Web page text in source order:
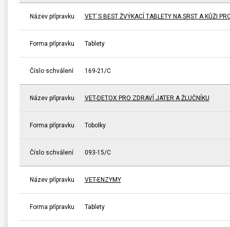
Název přípravku VET´S BEST ŽVÝKACÍ TABLETY NA SRST A KŮŽI
Forma přípravku Tablety
Číslo schválení 169-21/C
Název přípravku VET-DETOX PRO ZDRAVÍ JATER A ŽLUČNÍKU
Forma přípravku Tobolky
Číslo schválení 093-15/C
Název přípravku VET-ENZYMY
Forma přípravku Tablety